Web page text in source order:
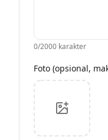
0/2000 karakter
Foto (opsional,